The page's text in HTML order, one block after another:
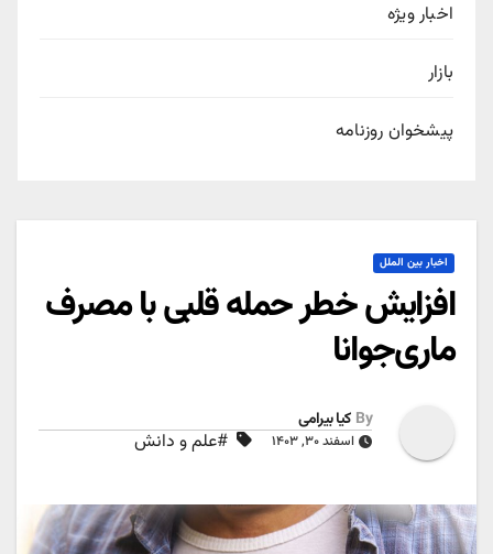
اخبار ویژه
بازار
پیشخوان روزنامه
اخبار بین الملل
افزایش خطر حمله قلبی با مصرف
ماری‌جوانا
By کیا بیرامی
اسفند ۳۰, ۱۴۰۳ #علم و دانش